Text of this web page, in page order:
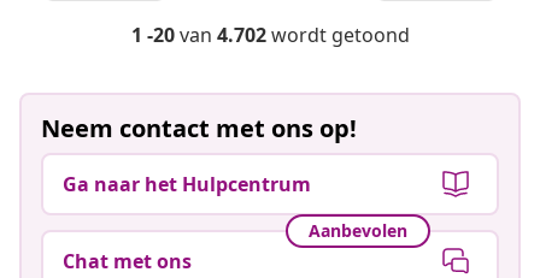
1 -20van 4.702wordt getoond
Neem contact met ons op!
Ga naar het Hulpcentrum
Aanbevolen
Chat met ons